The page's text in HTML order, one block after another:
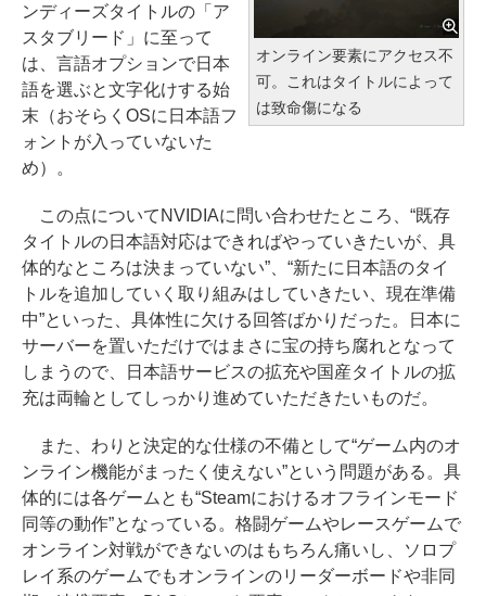
オンライン要素にアクセス不
可。これはタイトルによって
は致命傷になる
ンディーズタイトルの「ア
スタブリード」に至って
は、言語オプションで日本
語を選ぶと文字化けする始
末（おそらくOSに日本語フ
ォントが入っていないた
め）。
この点についてNVIDIAに問い合わせたところ、“既存
タイトルの日本語対応はできればやっていきたいが、具
体的なところは決まっていない”、“新たに日本語のタイ
トルを追加していく取り組みはしていきたい、現在準備
中”といった、具体性に欠ける回答ばかりだった。日本に
サーバーを置いただけではまさに宝の持ち腐れとなって
しまうので、日本語サービスの拡充や国産タイトルの拡
充は両輪としてしっかり進めていただきたいものだ。
また、わりと決定的な仕様の不備として“ゲーム内のオ
ンライン機能がまったく使えない”という問題がある。具
体的には各ゲームとも“Steamにおけるオフラインモード
同等の動作”となっている。格闘ゲームやレースゲームで
オンライン対戦ができないのはもちろん痛いし、ソロプ
レイ系のゲームでもオンラインのリーダーボードや非同